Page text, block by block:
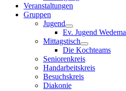
Veranstaltungen
Gruppen
Jugend
Ev. Jugend
Mittagstisch
Die Kochteams
Seniorenkreis
Handarbeitskreis
Besuchskreis
Diakonie